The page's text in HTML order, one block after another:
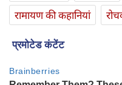
रामायण की कहानियां